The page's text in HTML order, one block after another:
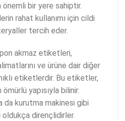
önemli bir yere sahiptir.
rahat kullanımı için cildi
tercih eder.
akmaz etiketleri,
ve ürüne dair diğer
etiketlerdir. Bu etiketler,
ömürlü yapısıyla bilinir.
da kurutma makinesi gibi
oldukça dirençlidirler.